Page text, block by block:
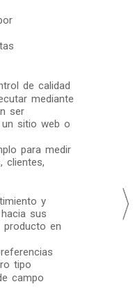
de calidad
mediante
ser
sitio web o
para medir
clientes,
y
sus
en
tipo
campo